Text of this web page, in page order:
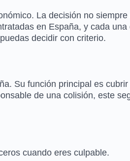
La decisión no
en España, y cada
decidir con criterio.
Su función principal es
de una colisión, este
cuando eres culpable.